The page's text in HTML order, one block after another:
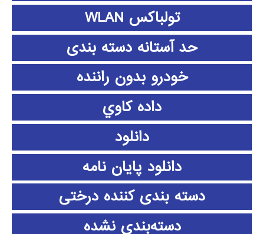
تولباکس WLAN
حد آستانه دسته بندی
خودرو بدون راننده
داده كاوي
دانلود
دانلود پايان نامه
دسته بندی کننده درختی
دسته‌بندی نشده